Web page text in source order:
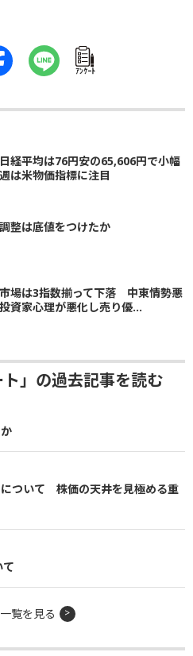
ｱﾝｹｰﾄ
日経平均は76円安の65,606円で小幅
は米物価指標に注目
整は底値をつけたか
市場は3指数揃って下落 中東情勢悪
資家心理が悪化し売り優...
ト」の過去記事を読む
ついて 株価の天井を見極める重
覧を見る